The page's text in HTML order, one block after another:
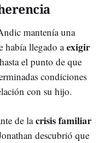
mantenía una
había llegado aexigir
el punto de que
condiciones
con su hijo.
de lacrisis familiar
descubrió que